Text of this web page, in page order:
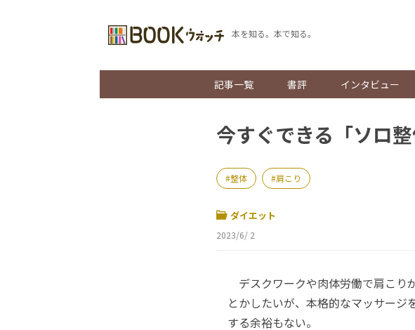
本を知る。本で知る。
記事一覧 書評 インタビュー
今すぐできる「ソロ
整体 肩こり
ダイエット
2023/6/ 2
デスクワークや肉体労働で肩こり
とかしたいが、本格的なマッサージ
する余裕もない。